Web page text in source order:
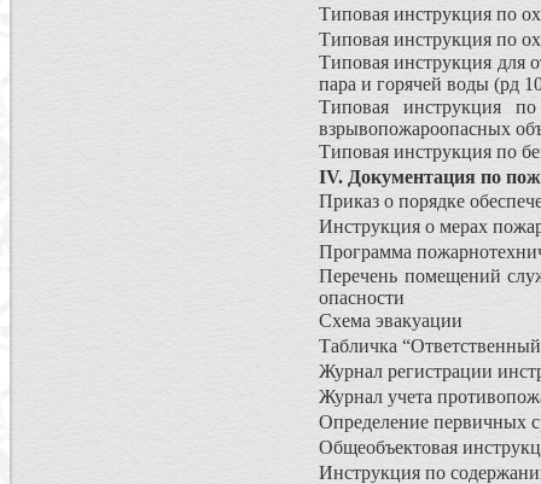
Типовая инструкция по
Типовая инструкция по
Типовая инструкция для
пара и горячей воды (рд
Типовая инструкция
взрывопожароопасных
Типовая инструкция по
IV. Документация по
Приказ о порядке
Инструкция о мерах
Программа
Перечень помещений
опасности
Схема эвакуации
Табличка
Журнал регистрации
Журнал учета
Определение первичных
Общеобъектовая
Инструкция по